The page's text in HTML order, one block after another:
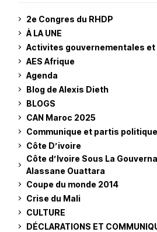
2e Congres du RHDP
À LA UNE
Activites gouvernementales
AES Afrique
Agenda
Blog de Alexis Dieth
BLOGS
CAN Maroc 2025
Communique et partis politique
Côte D’ivoire
Côte d’Ivoire Sous La
Alassane Ouattara
Coupe du monde 2014
Crise du Mali
CULTURE
DÉCLARATIONS ET